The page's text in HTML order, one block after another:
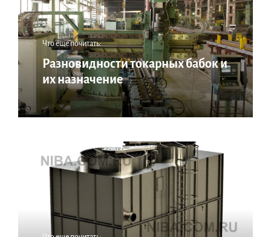
Что еще почитать:
Разновидности токарных бабок и
их назначение